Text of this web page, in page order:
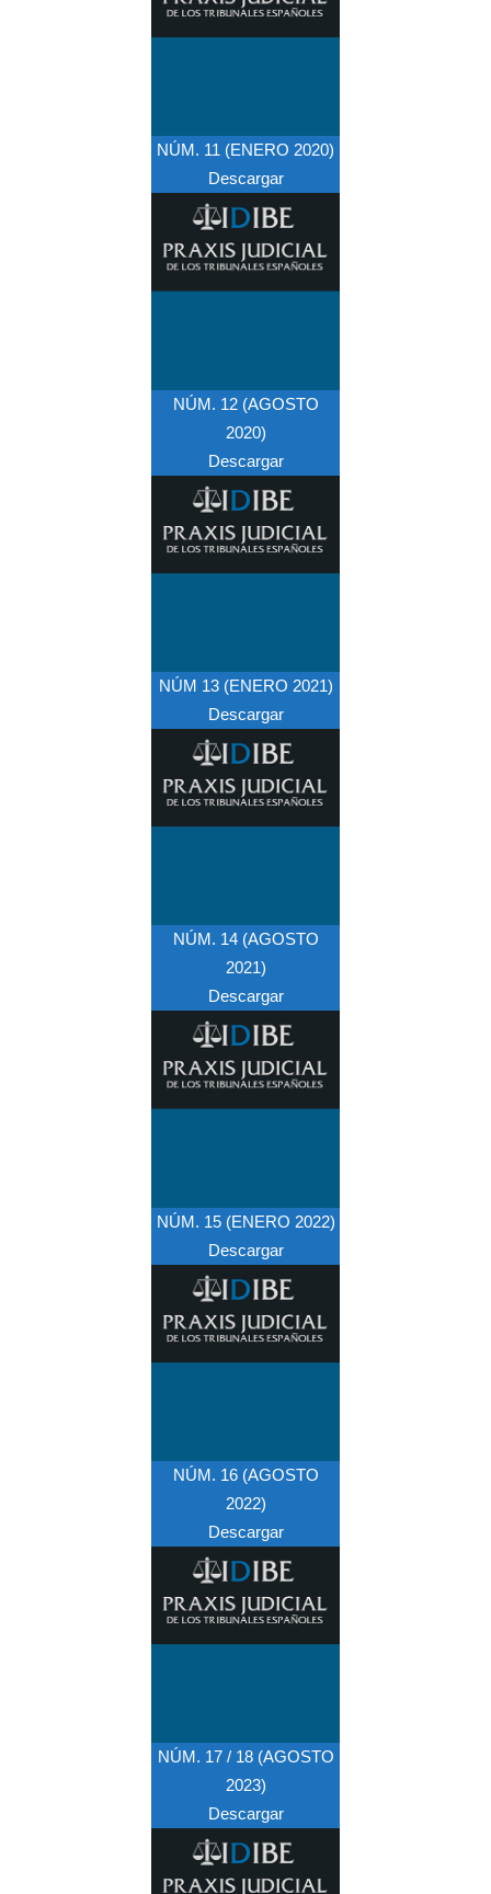
NÚM. 11 (ENERO 2020)
Descargar
NÚM. 12 (AGOSTO
2020)
Descargar
NÚM 13 (ENERO 2021)
Descargar
NÚM. 14 (AGOSTO
2021)
Descargar
NÚM. 15 (ENERO 2022)
Descargar
NÚM. 16 (AGOSTO
2022)
Descargar
NÚM. 17 / 18 (AGOSTO
2023)
Descargar